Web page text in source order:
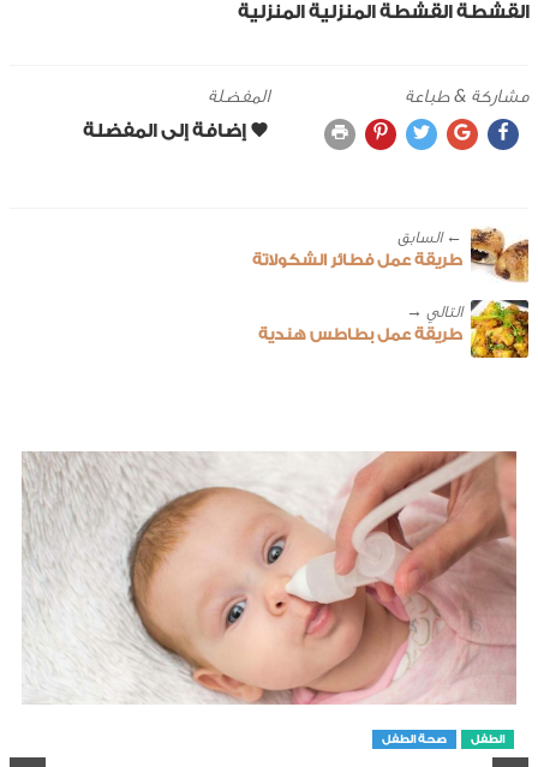
القشطة القشطة المنزلية المنزلية
مشاركة & طباعة المفضلة
← ‎السابق
طريقة عمل فطائر الشكولاتة
طريقة عمل بطاطس هندية
الطفل صحة الطفل